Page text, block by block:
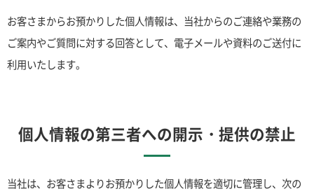
お客さまからお預かりした個人情報は、当社からのご連絡や業務の
ご案内やご質問に対する回答として、電子メールや資料のご送付に
利用いたします。
個人情報の第三者への開示・提供の禁止
当社は、お客さまよりお預かりした個人情報を適切に管理し、次の